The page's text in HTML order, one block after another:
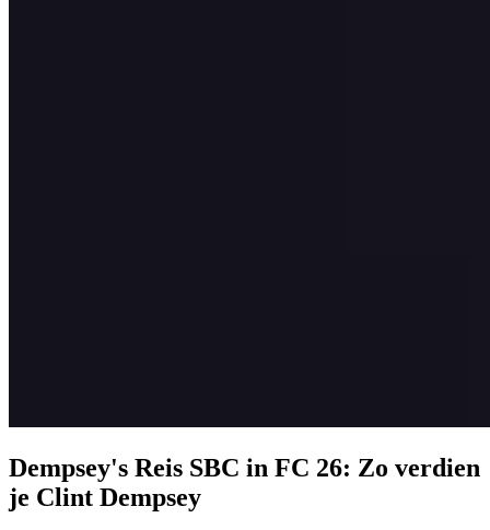
Dempsey's Reis SBC in FC 26: Zo verdien
je Clint Dempsey